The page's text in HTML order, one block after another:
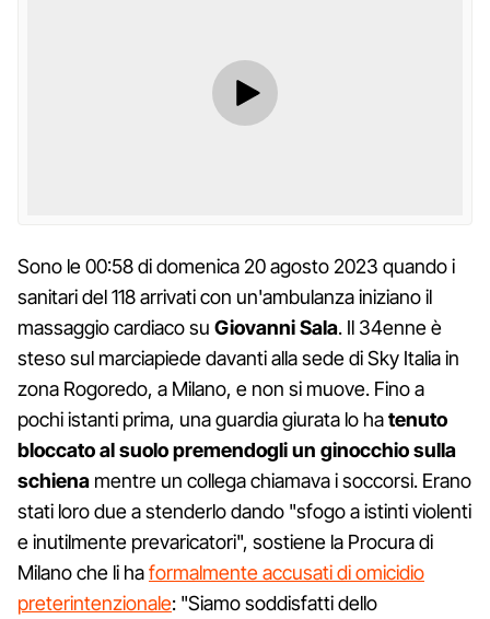
Sono le 00:58 di domenica 20 agosto 2023 quando i
sanitari del 118 arrivati con un'ambulanza iniziano il
massaggio cardiaco su Giovanni Sala. Il 34enne è
steso sul marciapiede davanti alla sede di Sky Italia in
zona Rogoredo, a Milano, e non si muove. Fino a
pochi istanti prima, una guardia giurata lo hatenuto
bloccato al suolo premendogli un ginocchio sulla
schiena mentre un collega chiamava i soccorsi. Erano
stati loro due a stenderlo dando "sfogo a istinti violenti
e inutilmente prevaricatori", sostiene la Procura di
Milano che li haformalmente accusati di omicidio
preterintenzionale: "Siamo soddisfatti dello